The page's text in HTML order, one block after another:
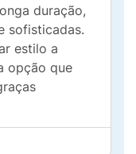
duração,
sofisticadas.
estilo a
opção que